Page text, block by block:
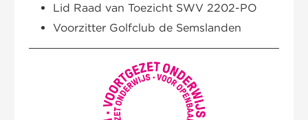
Lid Raad van Toezicht SWV 2202-PO
Voorzitter Golfclub de Semslanden